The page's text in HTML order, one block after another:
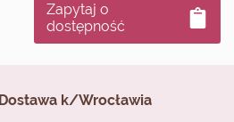
Zapytaj o
dostępność
Dostawa k/Wrocławia